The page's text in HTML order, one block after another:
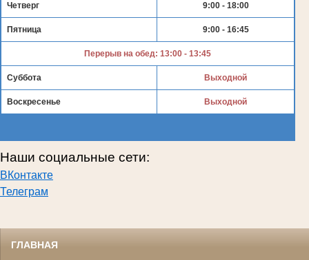
Четверг 9:00 - 18:00
Пятница 9:00 - 16:45
Перерыв на обед: 13:00 - 13:45
Суббота Выходной
Воскресенье Выходной
Наши социальные сети:
ВКонтакте
Телеграм
ГЛАВНАЯ